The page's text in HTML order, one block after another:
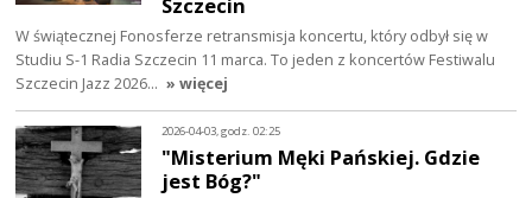
W świątecznej Fonosferze retransmisja koncertu, który odbył się w
Studiu S-1 Radia Szczecin 11 marca. To jeden z koncertów Festiwalu
Szczecin Jazz 2026… » więcej
2026-04-03, godz. 02:25
"Misterium Męki Pańskiej. Gdzie
jest Bóg?"